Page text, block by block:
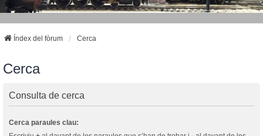
Índex del fòrum Cerca
Cerca
Consulta de cerca
Cerca paraules clau: